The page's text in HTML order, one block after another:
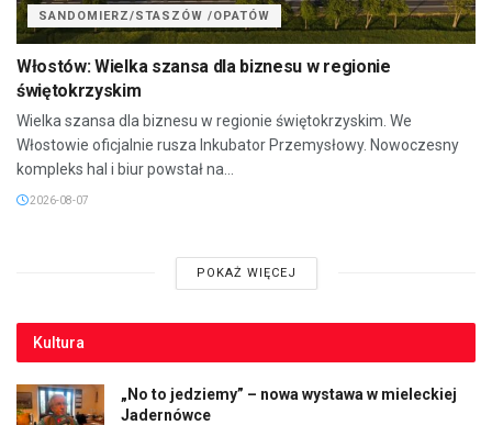
SANDOMIERZ/STASZÓW /OPATÓW
Włostów: Wielka szansa dla biznesu w regionie
świętokrzyskim
Wielka szansa dla biznesu w regionie świętokrzyskim. We
Włostowie oficjalnie rusza Inkubator Przemysłowy. Nowoczesny
kompleks hal i biur powstał na...
2026-08-07
POKAŻ WIĘCEJ
Kultura
„No to jedziemy” – nowa wystawa w mieleckiej
Jadernówce